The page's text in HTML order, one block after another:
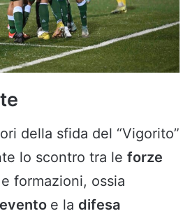
della sfida del “Vigorito”
lo scontro tra le forze
formazioni, ossia
e la difesa